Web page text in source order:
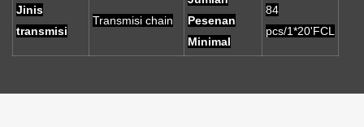
Jinis
transmisi
Transmisi chain
Pesenan
Minimal
84
pcs/1*20'FCL